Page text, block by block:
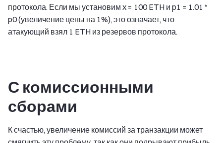
протокола. Если мы установим x = 100 ETH и p1 = 1.01 *
p0 (увеличение цены на 1%), это означает, что
атакующий взял 1 ETH из резервов протокола.
С комиссионными
сборами
К счастью, увеличение комиссий за транзакции может